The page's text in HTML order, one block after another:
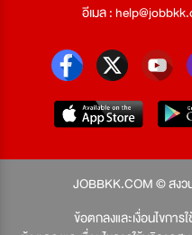
อีเมล :
JOBBKK.COM © สง
ข้อตกลงและเงื่อนไขกา